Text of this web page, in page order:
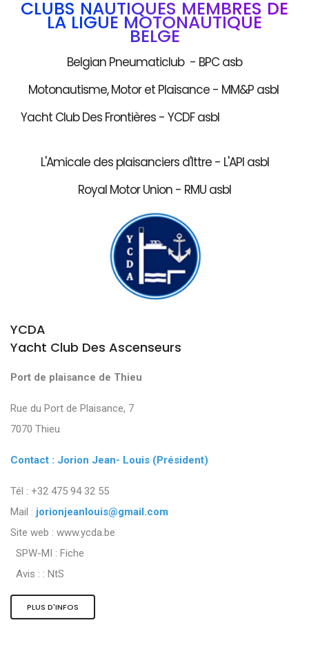
CLUBS NAUTIQUES MEMBRES DE
LA LIGUE MOTONAUTIQUE
BELGE
Belgian Pneumaticlub - BPC asb
Motonautisme, Motor et Plaisance - MM&P asbl
Yacht Club Des Frontières - YCDF asbl
L'Amicale des plaisanciers d'Ittre - L'API asbl
Royal Motor Union - RMU asbl
YCDA
Yacht Club Des Ascenseurs
Port de plaisance de Thieu
Rue du Port de Plaisance, 7
7070 Thieu
Contact : Jorion Jean- Louis (Président)
Tél : +32 475 94 32 55
Mail : jorionjeanlouis@gmail.com
Site web : www.ycda.be
SPW-MI : Fiche
Avis : : NtS
PLUS D'INFOS